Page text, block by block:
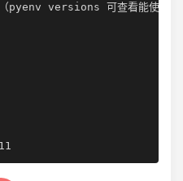
pyenv versions 可查看能使用的